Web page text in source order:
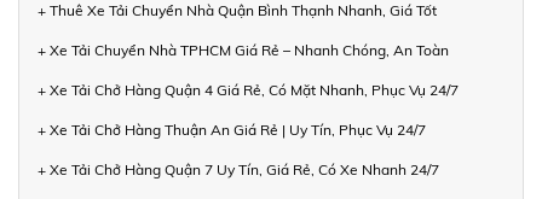
+ Thuê Xe Tải Chuyển Nhà Quận Bình Thạnh Nhanh, Giá Tốt
+ Xe Tải Chuyển Nhà TPHCM Giá Rẻ – Nhanh Chóng, An Toàn
+ Xe Tải Chở Hàng Quận 4 Giá Rẻ, Có Mặt Nhanh, Phục Vụ 24/7
+ Xe Tải Chở Hàng Thuận An Giá Rẻ | Uy Tín, Phục Vụ 24/7
+ Xe Tải Chở Hàng Quận 7 Uy Tín, Giá Rẻ, Có Xe Nhanh 24/7